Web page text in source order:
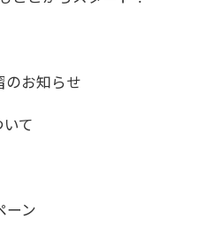
のお知らせ
て
ーン